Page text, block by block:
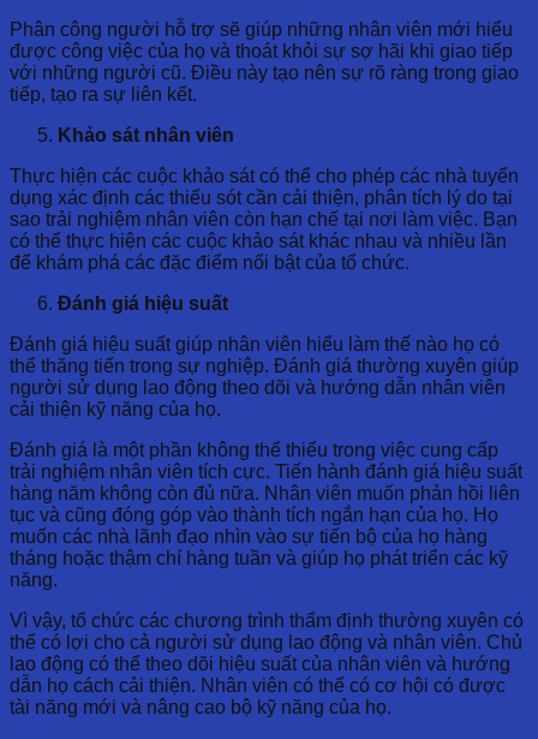
Phân công người hỗ trợ sẽ giúp những nhân viên mới hiểu
được công việc của họ và thoát khỏi sự sợ hãi khi giao tiếp
với những người cũ. Điều này tạo nên sự rõ ràng trong giao
tiếp, tạo ra sự liên kết.
Khảo sát nhân viên
Thực hiện các cuộc khảo sát có thể cho phép các nhà tuyển
dụng xác định các thiếu sót cần cải thiện, phân tích lý do tại
sao trải nghiệm nhân viên còn hạn chế tại nơi làm việc. Bạn
có thể thực hiện các cuộc khảo sát khác nhau và nhiều lần
để khám phá các đặc điểm nổi bật của tổ chức.
Đánh giá hiệu suất
Đánh giá hiệu suất giúp nhân viên hiểu làm thế nào họ có
thể thăng tiến trong sự nghiệp. Đánh giá thường xuyên giúp
người sử dụng lao động theo dõi và hướng dẫn nhân viên
cải thiện kỹ năng của họ.
Đánh giá là một phần không thể thiếu trong việc cung cấp
trải nghiệm nhân viên tích cực. Tiến hành đánh giá hiệu suất
hàng năm không còn đủ nữa. Nhân viên muốn phản hồi liên
tục và cũng đóng góp vào thành tích ngắn hạn của họ. Họ
muốn các nhà lãnh đạo nhìn vào sự tiến bộ của họ hàng
tháng hoặc thậm chí hàng tuần và giúp họ phát triển các kỹ
năng.
Vì vậy, tổ chức các chương trình thẩm định thường xuyên có
thể có lợi cho cả người sử dụng lao động và nhân viên. Chủ
lao động có thể theo dõi hiệu suất của nhân viên và hướng
dẫn họ cách cải thiện. Nhân viên có thể có cơ hội có được
tài năng mới và nâng cao bộ kỹ năng của họ.